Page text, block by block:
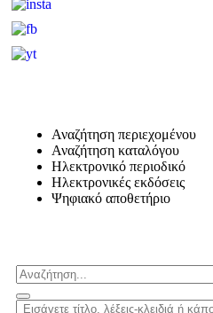
Αναζήτηση περιεχομένου
Αναζήτηση καταλόγου
Ηλεκτρονικό περιοδικό
Ηλεκτρονικές εκδόσεις
Ψηφιακό αποθετήριο